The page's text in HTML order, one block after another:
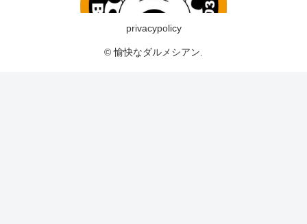
privacypolicy
© 愉快なダルメシアン.